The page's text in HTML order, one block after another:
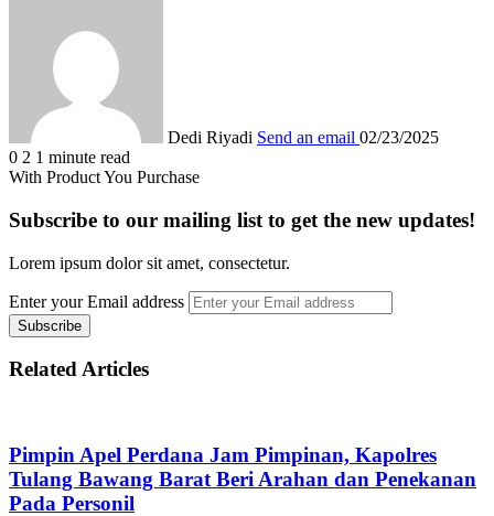
Dedi Riyadi Send an email 02/23/2025
0 2 1 minute read
With Product You Purchase
Subscribe to our mailing list to get the new updates!
Lorem ipsum dolor sit amet, consectetur.
Enter your Email address
Related Articles
Pimpin Apel Perdana Jam Pimpinan, Kapolres
Tulang Bawang Barat Beri Arahan dan Penekanan
Pada Personil